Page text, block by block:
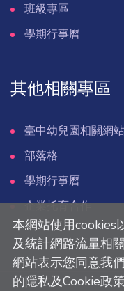
本網站使用cookies
及統計網路流量相
網站表示您同意我
的隱私及Cookie政
班級專區
學期行事曆
其他相關專區
臺中幼兒園相關網站
部落格
學期行事曆
企業托育合作